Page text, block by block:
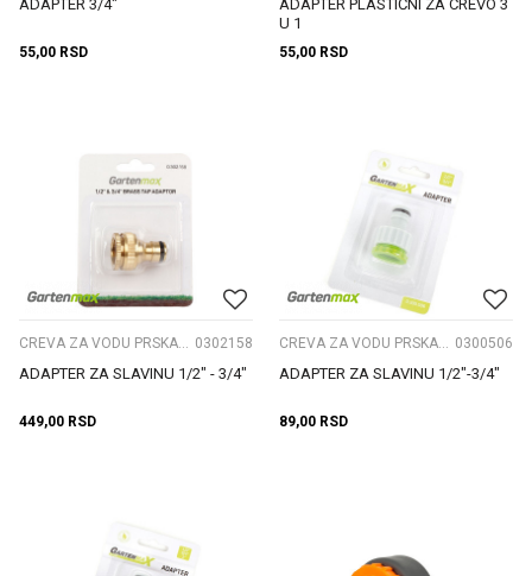
ADAPTER 3/4"
55,00 RSD
ADAPTER PLASTIČNI ZA CREVO 3
U 1
55,00 RSD
0302158
ADAPTER ZA SLAVINU 1/2" - 3/4"
449,00 RSD
0300506
ADAPTER ZA SLAVINU 1/2"-3/4"
89,00 RSD